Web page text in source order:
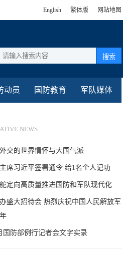
English 繁体版 网站地图
搜索
动员 国防教育 军队媒体
NEWS
交的世界情怀与大国气派
席习近平签署通令 给1名个人记功
定向高质量推进国防和军队现代化
盛大招待会 热烈庆祝中国人民解放军
国防部例行记者会文字实录